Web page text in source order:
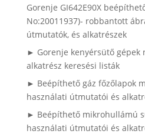
Gorenje GI642E90X
No:20011937)- robbantott
útmutatók, és alkatrészek
► Gorenje kenyérsütő gépek
alkatrész keresési listák
► Beépíthető gáz főzőlapok
használati útmutatói és
► Beépíthető mikrohullámú
használati útmutatói és